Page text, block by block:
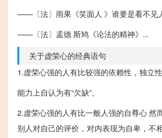
——〔法〕雨果《笑面人 》谁要是看不见
——〔法〕孟德 斯鸠《论法的精神》...
关于虚荣心的经典语句
1.虚荣心强的人有比较强的依赖性，独立性
能力上自认为有“欠缺”。
2.虚荣心强的人有比一般人强的自尊心
别人对自己的评价，对内表现为自卑，不